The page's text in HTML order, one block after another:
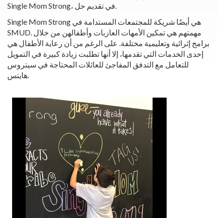
Single Mom Strong، في تقديم حل.
Single Mom Strong هي أيضًا شريكة للمجتمعات المستدامة في
SMUD. مهمتهم هي تمكين الأمهات العازبات وأطفالهن من خلال
برامج إثرائية وتعليمية مختلفة. على الرغم من أن رعاية الأطفال هي
إحدى الخدمات التي تقدمها، إلا أنها تطلبت زيادة كبيرة في التمويل
للتعامل مع التدفق المفاجئ للعائلات المحتاجة في سيتروس
هايتس.